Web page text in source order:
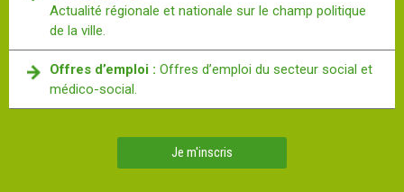
Actualité régionale et nationale sur le champ politique
de la ville.
Offres d’emploi : Offres d’emploi du secteur social et
médico-social.
Je m'inscris